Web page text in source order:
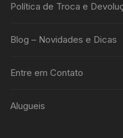
Política de Troca e
Blog – Novidades e Dicas
Entre em Contato
Alugueis